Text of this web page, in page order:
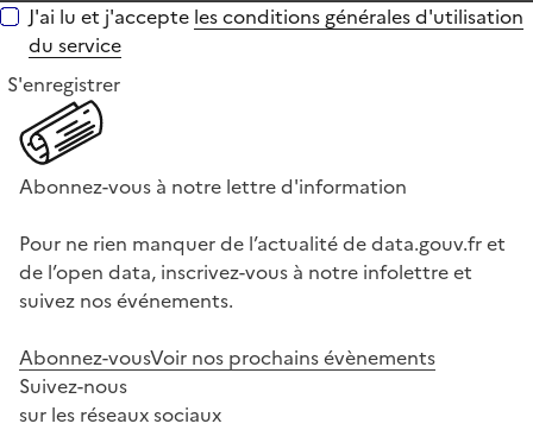
J'ai lu et j'accepte les conditions générales d'utilisation
du service
S'enregistrer
Abonnez-vous à notre lettre d'information
Pour ne rien manquer de l’actualité de data.gouv.fr et
de l’open data, inscrivez-vous à notre infolettre et
suivez nos événements.
Abonnez-vousVoir nos prochains évènements
Suivez-nous
sur les réseaux sociaux